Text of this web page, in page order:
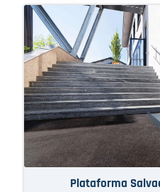
Plataforma